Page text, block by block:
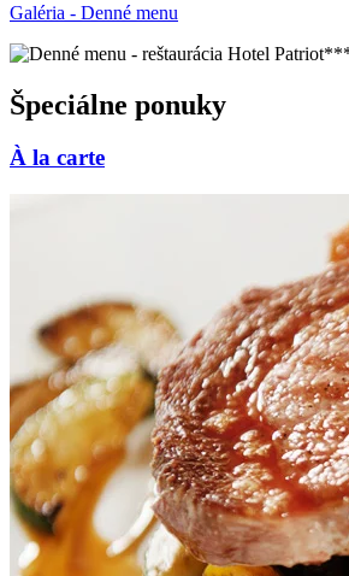
Galéria - Denné menu
Špeciálne ponuky
À la carte